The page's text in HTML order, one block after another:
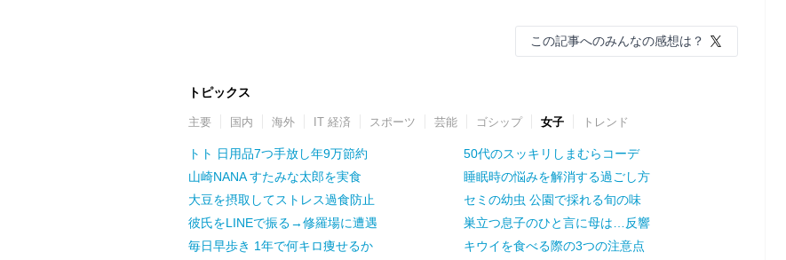
この記事へのみんなの感想は？
トピックス
主要 国内 海外 IT 経済 スポーツ 芸能 ゴシップ 女子 トレンド
トト 日用品7つ手放し年9万節約
山崎NANA すたみな太郎を実食
大豆を摂取してストレス過食防止
彼氏をLINEで振る→修羅場に遭遇
毎日早歩き 1年で何キロ痩せるか
50代のスッキリしまむらコーデ
睡眠時の悩みを解消する過ごし方
セミの幼虫 公園で採れる旬の味
巣立つ息子のひと言に母は…反響
キウイを食べる際の3つの注意点